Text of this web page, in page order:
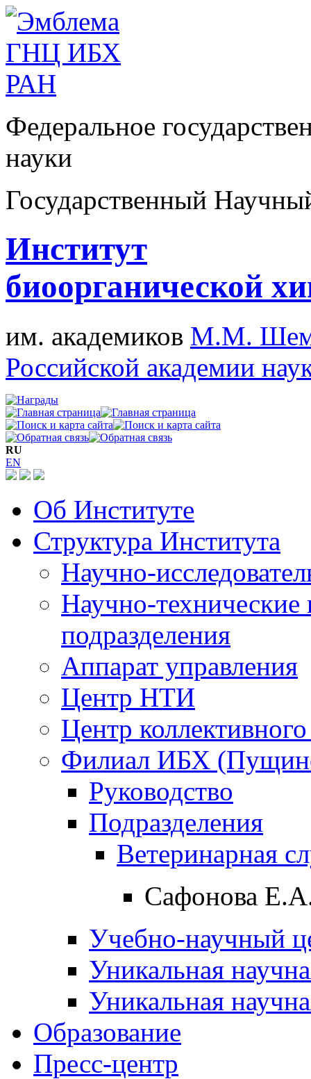
Федеральное
науки
Государственный
Институт
биоорганической
им. академиков М.М.
Российской академии
RU
EN
Об Институте
Структура Института
Научно-
Научно-технические
подразделения
Аппарат управления
Центр НТИ
Центр
Филиал ИБХ
Руководство
Подразделения
Ветеринарная
Сафонова
Учебно-научный
Уникальная
Уникальная
Образование
Пресс-центр